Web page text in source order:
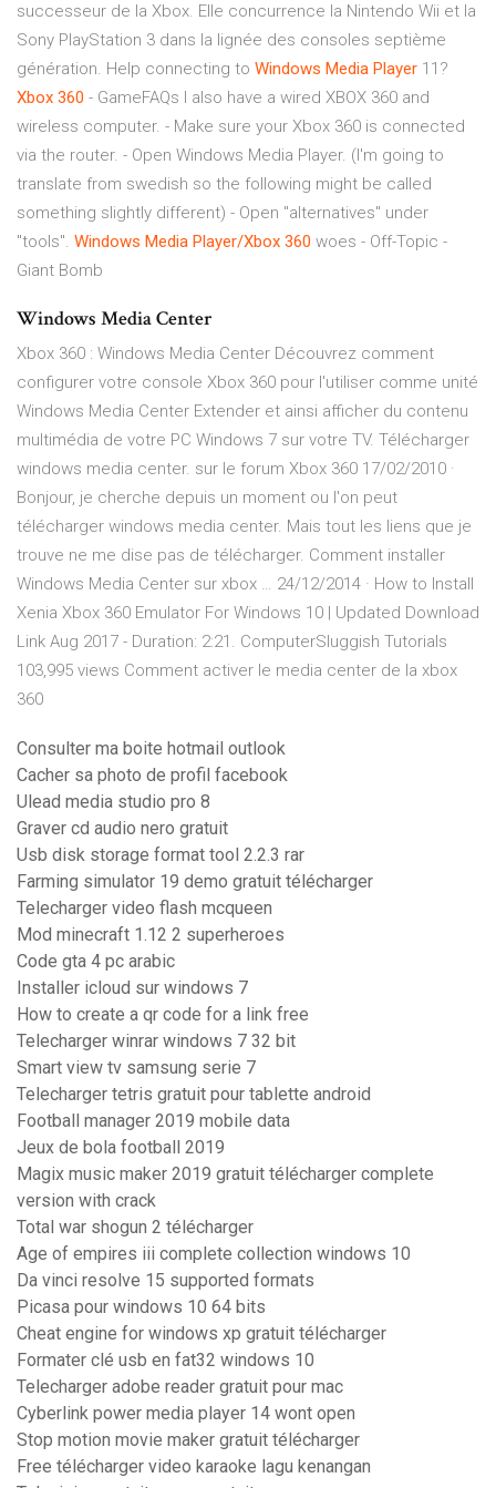
successeur de la Xbox. Elle concurrence la Nintendo Wii et la
Sony PlayStation 3 dans la lignée des consoles septième
génération. Help connecting to Windows Media Player 11?
Xbox 360 - GameFAQs I also have a wired XBOX 360 and
wireless computer. - Make sure your Xbox 360 is connected
via the router. - Open Windows Media Player. (I'm going to
translate from swedish so the following might be called
something slightly different) - Open "alternatives" under
"tools". Windows Media Player/Xbox 360 woes - Off-Topic -
Giant Bomb
Windows Media Center
Xbox 360 : Windows Media Center Découvrez comment
configurer votre console Xbox 360 pour l'utiliser comme unité
Windows Media Center Extender et ainsi afficher du contenu
multimédia de votre PC Windows 7 sur votre TV. Télécharger
windows media center. sur le forum Xbox 360 17/02/2010 ·
Bonjour, je cherche depuis un moment ou l'on peut
télécharger windows media center. Mais tout les liens que je
trouve ne me dise pas de télécharger. Comment installer
Windows Media Center sur xbox … 24/12/2014 · How to Install
Xenia Xbox 360 Emulator For Windows 10 | Updated Download
Link Aug 2017 - Duration: 2:21. ComputerSluggish Tutorials
103,995 views Comment activer le media center de la xbox
360
Consulter ma boite hotmail outlook
Cacher sa photo de profil facebook
Ulead media studio pro 8
Graver cd audio nero gratuit
Usb disk storage format tool 2.2.3 rar
Farming simulator 19 demo gratuit télécharger
Telecharger video flash mcqueen
Mod minecraft 1.12 2 superheroes
Code gta 4 pc arabic
Installer icloud sur windows 7
How to create a qr code for a link free
Telecharger winrar windows 7 32 bit
Smart view tv samsung serie 7
Telecharger tetris gratuit pour tablette android
Football manager 2019 mobile data
Jeux de bola football 2019
Magix music maker 2019 gratuit télécharger complete
version with crack
Total war shogun 2 télécharger
Age of empires iii complete collection windows 10
Da vinci resolve 15 supported formats
Picasa pour windows 10 64 bits
Cheat engine for windows xp gratuit télécharger
Formater clé usb en fat32 windows 10
Telecharger adobe reader gratuit pour mac
Cyberlink power media player 14 wont open
Stop motion movie maker gratuit télécharger
Free télécharger video karaoke lagu kenangan